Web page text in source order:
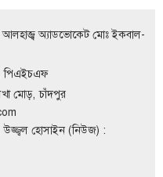
আলহাজ্ব অ্যাডভোকেট মোঃ ইকবাল-
পিএইচএফ
মোড়, চাঁদপুর
হোসাইন (নিউজ) :